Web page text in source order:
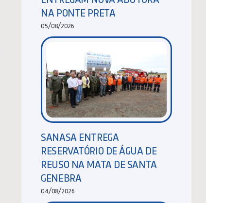
NA PONTE PRETA
05/08/2026
SANASA ENTREGA
RESERVATÓRIO DE ÁGUA DE
REUSO NA MATA DE SANTA
GENEBRA
04/08/2026